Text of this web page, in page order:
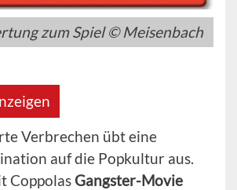
zum Spiel © Meisenbach
Verbrechen übt eine
auf die Popkultur aus.
Coppolas Gangster-Movie